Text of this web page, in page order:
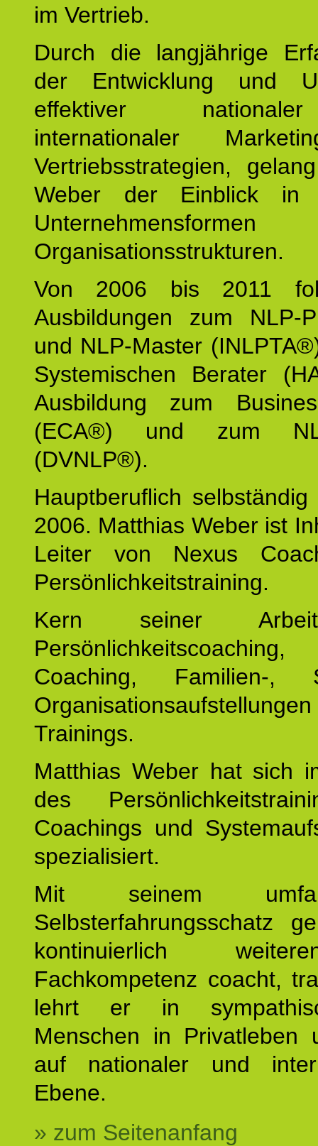
im Vertrieb.
Durch die langjährige
der Entwicklung und
effektiver
internationaler
Vertriebsstrategien,
Weber der Einblick in
Organisationsstrukturen.
Von 2006 bis 2011
Ausbildungen zum NLP-
und NLP-Master
Systemischen Berater
Ausbildung zum
(ECA®) und zum
(DVNLP®).
Hauptberuflich
2006. Matthias Weber ist
Leiter von Nexus
Persönlichkeitstraining.
Kern seiner
Persönlichkeitscoaching,
Coaching, Familien-,
Trainings.
Matthias Weber hat sich
des
Coachings und
spezialisiert.
Mit seinem
Selbsterfahrungsschatz
kontinuierlich
Fachkompetenz coacht,
lehrt er in
Menschen in Privatleben
auf nationaler und
Ebene.
» zum Seitenanfang